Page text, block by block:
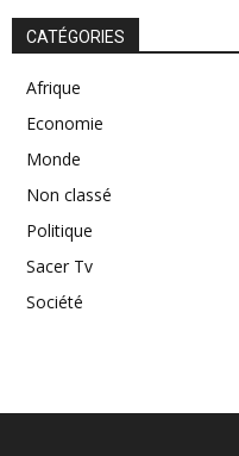
CATÉGORIES
Afrique
Economie
Monde
Non classé
Politique
Sacer Tv
Société